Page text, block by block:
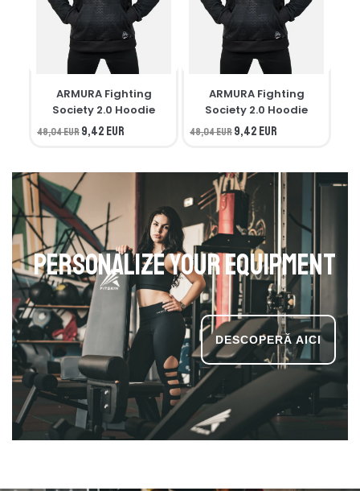
ARMURA Fighting
Society 2.0 Hoodie
48,04 EUR9,42 EUR
ARMURA Fighting
Society 2.0 Hoodie
48,04 EUR9,42 EUR
Personalize your equipment